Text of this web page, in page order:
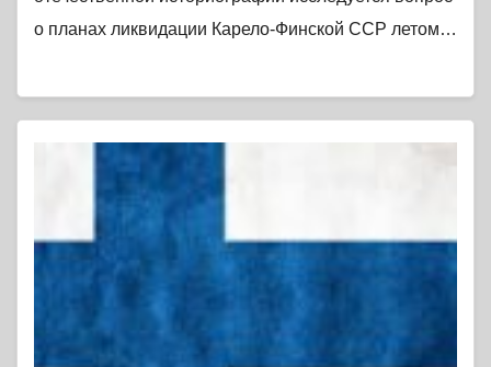
о планах ликвидации Карело-Финской ССР летом…